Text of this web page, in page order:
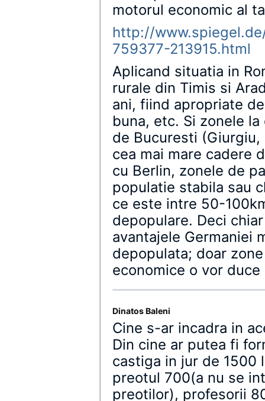
motorul economic al
http://
759377-213915.html
Aplicand situatia in
rurale din Timis si
ani, fiind apropriate
buna, etc. Si zonele
de Bucuresti (Giurgiu,
cea mai mare cadere
cu Berlin, zonele de
populatie stabila sau
ce este intre 50-
depopulare. Deci
avantajele Germaniei
depopulata; doar
economice o vor duce
Dinatos Baleni
Cine s-ar incadra in
Din cine ar putea fi
castiga in jur de 1500
preotul 700(a nu se
preotilor), profesorii